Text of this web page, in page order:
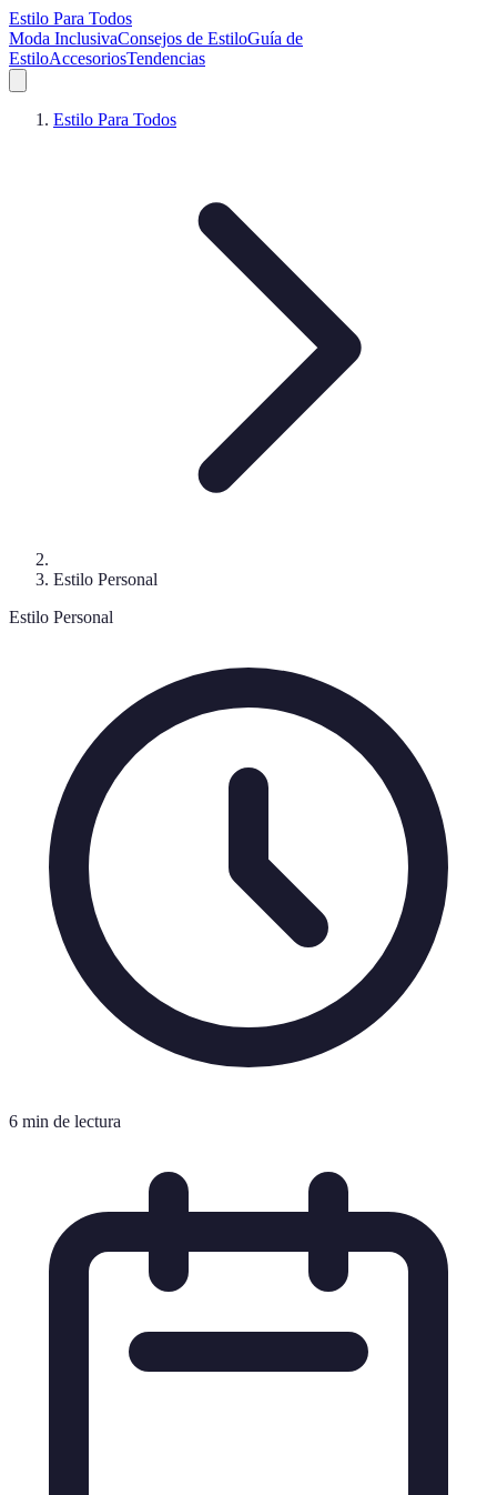
Estilo Para Todos
Moda InclusivaConsejos de EstiloGuía de
EstiloAccesoriosTendencias
Estilo Para Todos
Estilo Personal
Estilo Personal
6 min de lectura